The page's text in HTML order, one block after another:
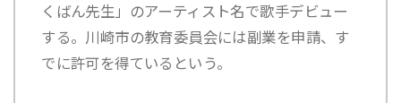
くばん先生」のアーティスト名で歌手デビュー
する。川崎市の教育委員会には副業を申請、す
でに許可を得ているという。